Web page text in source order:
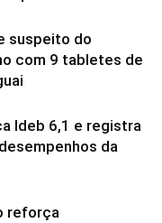
suspeito do
com 9 tabletes de
Ideb 6,1 e registra
da
reforça